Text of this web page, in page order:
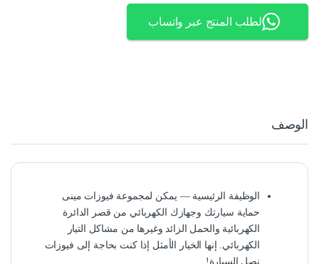
لطلب المنتج عبر واتساب
الوصف
الوظيفة الرئيسية — يمكن لمجموعة فيوزات مينى
حماية سيارتك وجهازك الكهربائي من قصر الدائرة
الكهربائية والحمل الزائد وغيرها من مشاكل التيار
الكهربائي. إنها الخيار الأمثل إذا كنت بحاجة إلى فيوزات
نصل السيارة!